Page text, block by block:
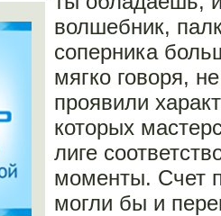
волшебник,
соперника
мягко говоря,
проявили
которых
лиге
моменты. Счет
могли бы и